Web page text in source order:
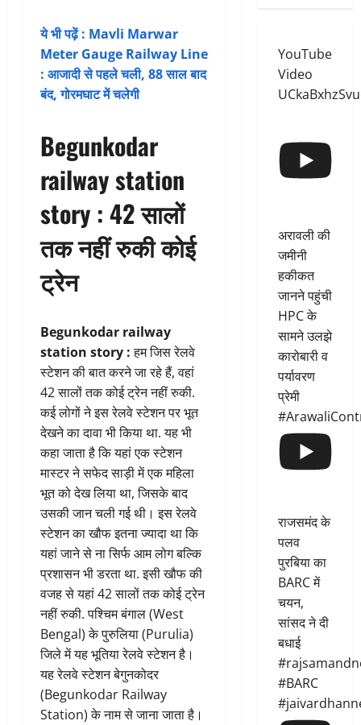
ये भी पढ़ें : Mavli Marwar
Meter Gauge Railway Line
: आजादी से पहले चली, 88 साल बाद
बंद, गोरमघाट में चलेगी
Begunkodar
railway station
story : 42 सालों
तक नहीं रुकी कोई
ट्रेन
Begunkodar railway
station story :हम जिस रेलवे
स्टेशन की बात करने जा रहे हैं, वहां
42 सालों तक कोई ट्रेन नहीं रुकी.
कई लोगों ने इस रेलवे स्टेशन पर भूत
देखने का दावा भी किया था. यह भी
कहा जाता है कि यहां एक स्टेशन
मास्टर ने सफेद साड़ी में एक महिला
भूत को देख लिया था, जिसके बाद
उसकी जान चली गई थी। इस रेलवे
स्टेशन का खौफ इतना ज्यादा था कि
यहां जाने से ना सिर्फ आम लोग बल्कि
प्रशासन भी डरता था. इसी खौफ की
वजह से यहां 42 सालों तक कोई ट्रेन
नहीं रुकी. पश्चिम बंगाल (West
Bengal) के पुरुलिया (Purulia)
जिले में यह भूतिया रेलवे स्टेशन है।
यह रेलवे स्टेशन बेगुनकोदर
(Begunkodar Railway
Station) के नाम से जाना जाता है।
YouTube
Video
अरावली की
जमीनी
हकीकत
जानने पहुंची
HPC के
सामने उलझे
कारोबारी व
पर्यावरण
प्रेमी
राजसमंद के
पलव
पुरबिया का
BARC में
चयन,
सांसद ने दी
बधाई
#BARC